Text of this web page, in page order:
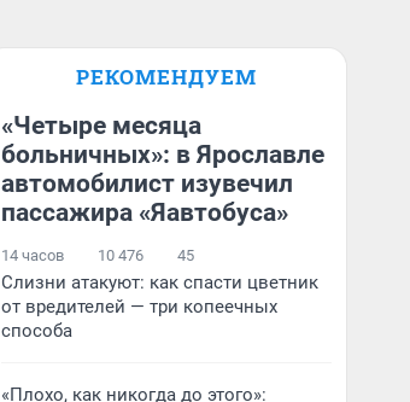
РЕКОМЕНДУЕМ
«Четыре месяца
больничных»: в Ярославле
автомобилист изувечил
пассажира «Яавтобуса»
14 часов 10 476 45
Слизни атакуют: как спасти цветник
от вредителей — три копеечных
способа
«Плохо, как никогда до этого»: